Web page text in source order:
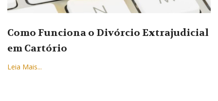
Como Funciona o Divórcio Extrajudicial
em Cartório
Leia Mais...